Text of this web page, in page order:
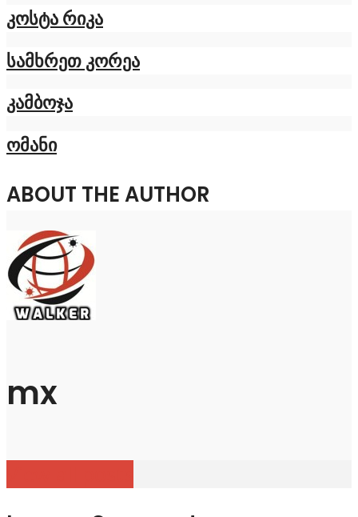
კოსტა რიკა
სამხრეთ კორეა
კამბოჯა
ომანი
ABOUT THE AUTHOR
mx